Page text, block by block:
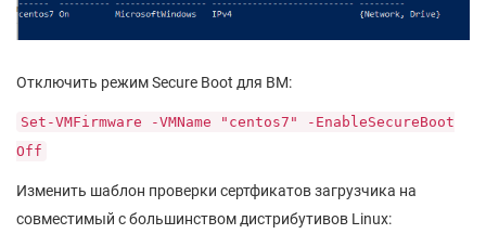
Отключить режим Secure Boot для ВМ:
Set-VMFirmware -VMName "centos7" -EnableSecureBoot
Off
Изменить шаблон проверки сертфикатов загрузчика на
совместимый с большинством дистрибутивов Linux: